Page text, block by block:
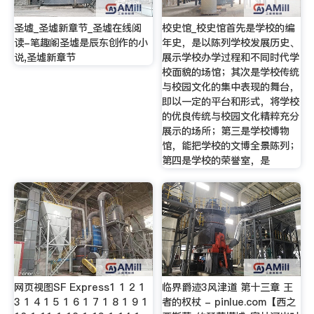
圣墟_圣墟新章节_圣墟在线阅
读-笔趣阁圣墟是辰东创作的小
说,圣墟新章节
校史馆_校史馆首先是学校的编
年史，是以陈列学校发展历史、
展示学校办学过程和不同时代学
校面貌的场馆；其次是学校传统
与校园文化的集中表现的舞台，
即以一定的平台和形式，将学校
的优良传统与校园文化精粹充分
展示的场所；第三是学校博物
馆，能把学校的文博全景陈列；
第四是学校的荣誉室，是
网页视图SF Express1 1 2 1
3 1 4 1 5 1 6 1 7 1 8 1 9 1
临界爵迹3风津道 第十三章 王
者的权杖 - pinlue.com【西之